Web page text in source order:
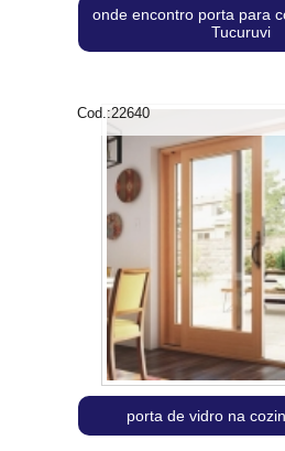
onde encontro porta para
Tucuruvi
Cod.:22640
porta de vidro na